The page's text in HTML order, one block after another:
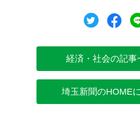
ツイート
シ
経済・社会の記事
埼玉新聞のHOME